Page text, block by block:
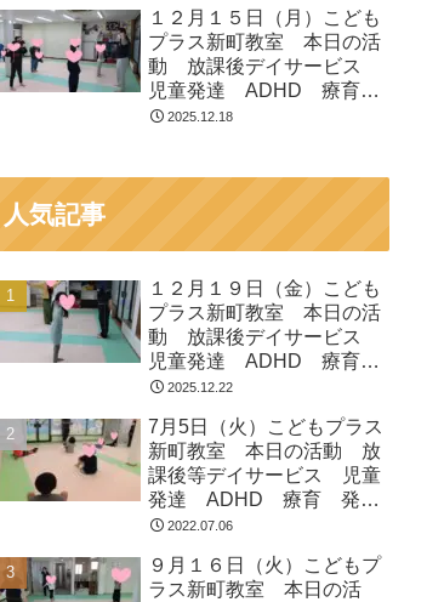
１２月１５日（月）こども
プラス新町教室 本日の活
動 放課後デイサービス
児童発達 ADHD 療育
発達障がい
2025.12.18
人気記事
１２月１９日（金）こども
プラス新町教室 本日の活
動 放課後デイサービス
児童発達 ADHD 療育
発達障がい
2025.12.22
7月5日（火）こどもプラス
新町教室 本日の活動 放
課後等デイサービス 児童
発達 ADHD 療育 発達
障がい
2022.07.06
９月１６日（火）こどもプ
ラス新町教室 本日の活